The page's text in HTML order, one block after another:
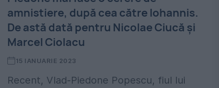
amnistiere, după cea către Iohannis.
De astă dată pentru Nicolae Ciucă și
Marcel Ciolacu
15 IANUARIE 2023
Recent, Vlad-Piedone Popescu, fiul lui